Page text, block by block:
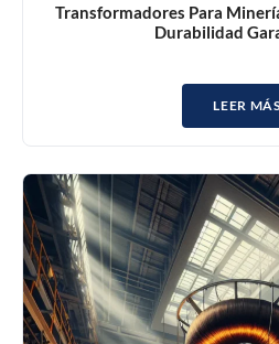
Transformadores Para
Durabilidad
LEER MÁS